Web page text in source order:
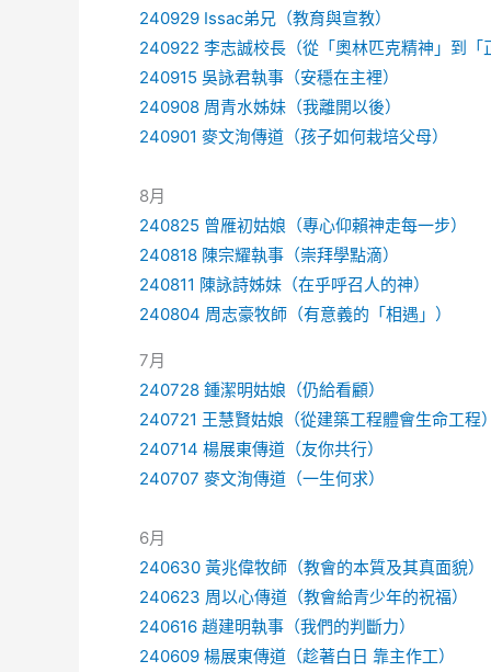
240929 Issac弟兄（教育與宣教）
240922 李志誠校長（從「奧林匹克精神」到「
240915 吳詠君執事（安穩在主裡）
240908 周青水姊妹（我離開以後）
240901 麥文洵傳道（孩子如何栽培父母）
8月
240825 曾雁初姑娘（專心仰賴神走每一步）
240818 陳宗耀執事（崇拜學點滴）
240811 陳詠詩姊妹（在乎呼召人的神）
240804 周志豪牧師（有意義的「相遇」）
7月
240728 鍾潔明姑娘（仍給看顧）
240721 王慧賢姑娘（從建築工程體會生命工程）
240714 楊展東傳道（友你共行）
240707 麥文洵傳道（一生何求）
6月
240630 黃兆偉牧師（教會的本質及其真面貌）
240623 周以心傳道（教會給青少年的祝福）
240616 趙建明執事（我們的判斷力）
240609 楊展東傳道（趁著白日 靠主作工）